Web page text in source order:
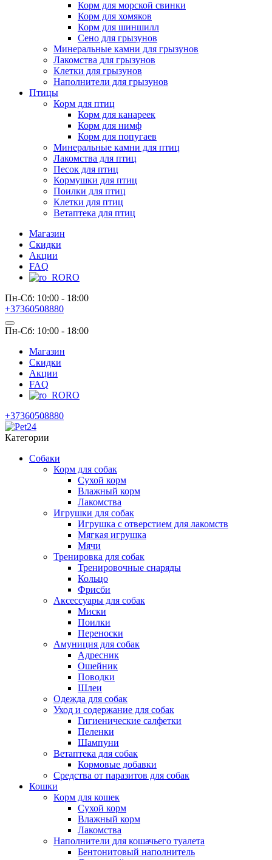
Корм для морской свинки
Корм для хомяков
Корм для шиншилл
Сено для грызунов
Минеральные камни для грызунов
Лакомства для грызунов
Клетки для грызунов
Наполнители для грызунов
Птицы
Корм для птиц
Корм для канареек
Корм для нимф
Корм для попугаев
Минеральные камни для птиц
Лакомства для птиц
Песок для птиц
Кормушки для птиц
Поилки для птиц
Клетки для птиц
Ветаптека для птиц
Магазин
Скидки
Акции
FAQ
RO
Пн-Сб: 10:00 - 18:00
+37360508880
Пн-Сб: 10:00 - 18:00
Магазин
Скидки
Акции
FAQ
RO
+37360508880
Категории
Собаки
Корм для собак
Сухой корм
Влажный корм
Лакомства
Игрушки для собак
Игрушка с отверстием для лакомств
Мягкая игрушка
Мячи
Тренировка для собак
Тренировочные снаряды
Кольцо
Фрисби
Аксессуары для собак
Миски
Поилки
Переноски
Амуниция для собак
Адресник
Ошейник
Поводки
Шлеи
Одежда для собак
Уход и содержание для собак
Гигиенические салфетки
Пеленки
Шампуни
Ветаптека для собак
Кормовые добавки
Средства от паразитов для собак
Кошки
Корм для кошек
Сухой корм
Влажный корм
Лакомства
Наполнители для кошачьего туалета
Бентонитовый наполнитель